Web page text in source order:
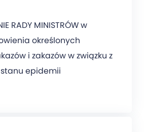
RADY MINISTRÓW w
określonych
i zakazów w związku z
epidemii